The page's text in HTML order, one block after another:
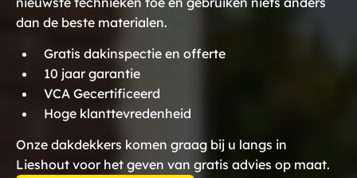
dan de beste materialen.
Gratis dakinspectie en offerte
10 jaar garantie
VCA Gecertificeerd
Hoge klanttevredenheid
Onze dakdekkers komen graag bij u langs in
Lieshout voor het geven van gratis advies op maat.